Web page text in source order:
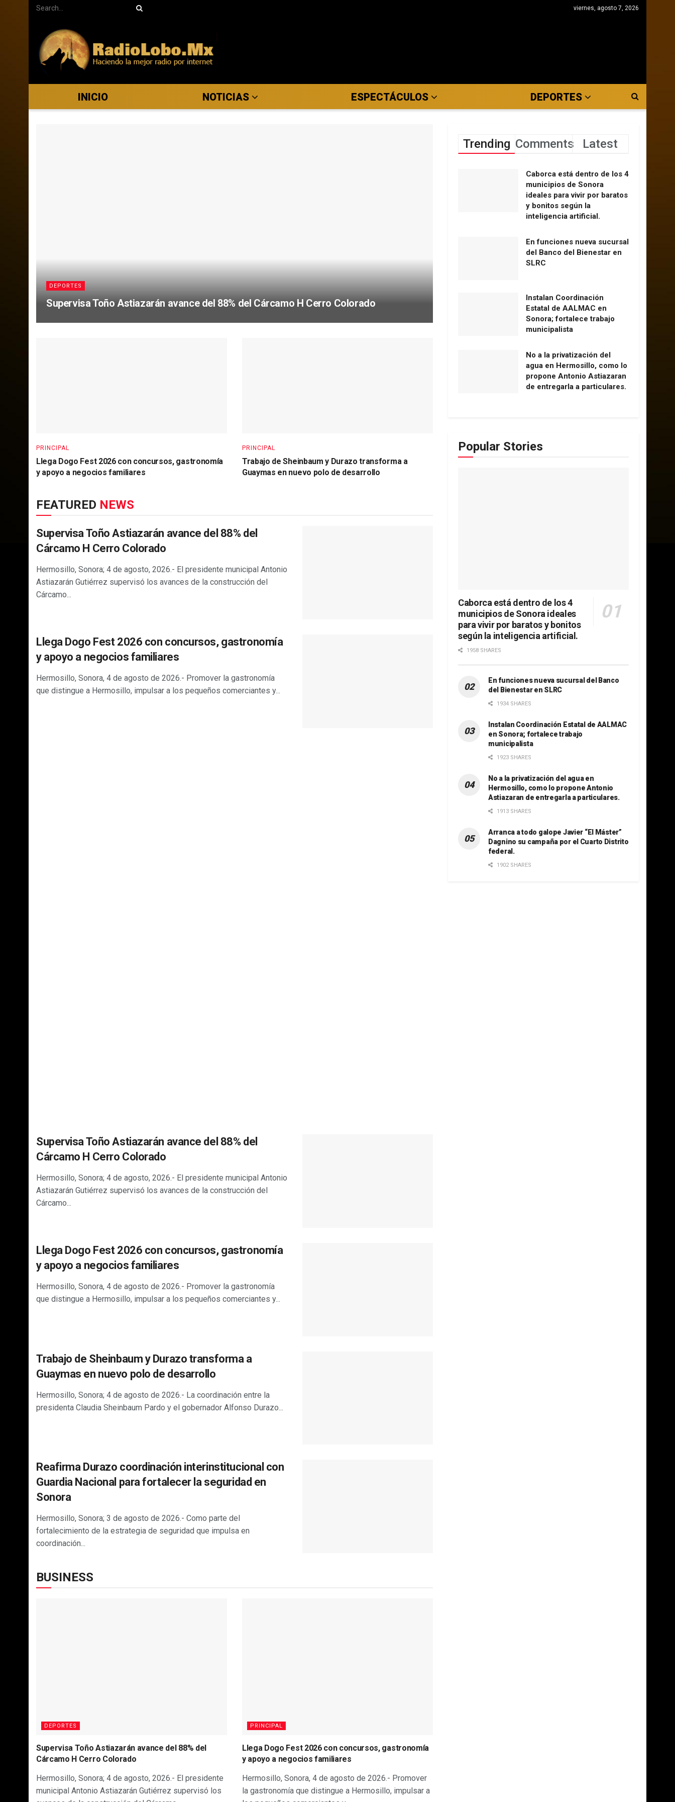
viernes, agosto 7, 2026
INICIO NOTICIAS ESPECTÁCULOS DEPORTES
DEPORTES
Supervisa Toño Astiazarán avance del 88% del Cárcamo H Cerro Colorado
PRINCIPAL
Llega Dogo Fest 2026 con concursos, gastronomía
y apoyo a negocios familiares
PRINCIPAL
Trabajo de Sheinbaum y Durazo transforma a
Guaymas en nuevo polo de desarrollo
FEATURED NEWS
Supervisa Toño Astiazarán avance del 88% del
Cárcamo H Cerro Colorado
Hermosillo, Sonora; 4 de agosto, 2026.- El presidente municipal Antonio
Astiazarán Gutiérrez supervisó los avances de la construcción del
Cárcamo...
Llega Dogo Fest 2026 con concursos, gastronomía
y apoyo a negocios familiares
Hermosillo, Sonora, 4 de agosto de 2026.- Promover la gastronomía
que distingue a Hermosillo, impulsar a los pequeños comerciantes y...
Supervisa Toño Astiazarán avance del 88% del
Cárcamo H Cerro Colorado
Hermosillo, Sonora; 4 de agosto, 2026.- El presidente municipal Antonio
Astiazarán Gutiérrez supervisó los avances de la construcción del
Cárcamo...
Llega Dogo Fest 2026 con concursos, gastronomía
y apoyo a negocios familiares
Hermosillo, Sonora, 4 de agosto de 2026.- Promover la gastronomía
que distingue a Hermosillo, impulsar a los pequeños comerciantes y...
Trabajo de Sheinbaum y Durazo transforma a
Guaymas en nuevo polo de desarrollo
Hermosillo, Sonora; 4 de agosto de 2026.- La coordinación entre la
presidenta Claudia Sheinbaum Pardo y el gobernador Alfonso Durazo...
Reafirma Durazo coordinación interinstitucional con
Guardia Nacional para fortalecer la seguridad en
Sonora
Hermosillo, Sonora; 3 de agosto de 2026.- Como parte del
fortalecimiento de la estrategia de seguridad que impulsa en
coordinación...
BUSINESS
DEPORTES
Supervisa Toño Astiazarán avance del 88% del
Cárcamo H Cerro Colorado
Hermosillo, Sonora; 4 de agosto, 2026.- El presidente
municipal Antonio Astiazarán Gutiérrez supervisó los
PRINCIPAL
Llega Dogo Fest 2026 con concursos, gastronomía
y apoyo a negocios familiares
Hermosillo, Sonora, 4 de agosto de 2026.- Promover
la gastronomía que distingue a Hermosillo, impulsar a
Trending Comments Latest
Caborca está dentro de los 4
municipios de Sonora
ideales para vivir por baratos
y bonitos según la
inteligencia artificial.
En funciones nueva sucursal
del Banco del Bienestar en
SLRC
Instalan Coordinación
Estatal de AALMAC en
Sonora; fortalece trabajo
municipalista
No a la privatización del
agua en Hermosillo, como lo
propone Antonio Astiazaran
de entregarla a particulares.
Popular Stories
Caborca está dentro de los 4
municipios de Sonora ideales
para vivir por baratos y bonitos
según la inteligencia artificial.
1958 SHARES
En funciones nueva sucursal del Banco
del Bienestar en SLRC
1934 SHARES
Instalan Coordinación Estatal de AALMAC
en Sonora; fortalece trabajo
municipalista
1923 SHARES
No a la privatización del agua en
Hermosillo, como lo propone Antonio
Astiazaran de entregarla a particulares.
1913 SHARES
Arranca a todo galope Javier “El Máster”
Dagnino su campaña por el Cuarto Distrito
federal.
1902 SHARES